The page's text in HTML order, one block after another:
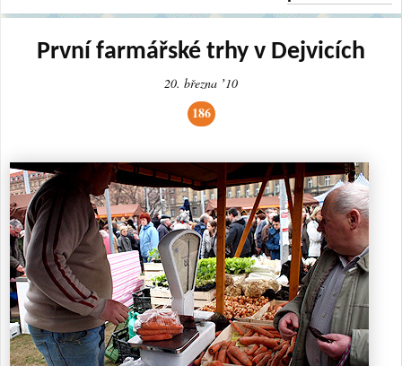
První farmářské trhy v Dejvicích
20. března ʼ10
186